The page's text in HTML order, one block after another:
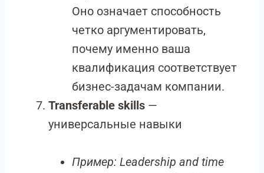
Оно означает способность
четко аргументировать,
почему именно ваша
квалификация соответствует
бизнес-задачам компании.
Transferable skills —
универсальные навыки
Пример: Leadership and time